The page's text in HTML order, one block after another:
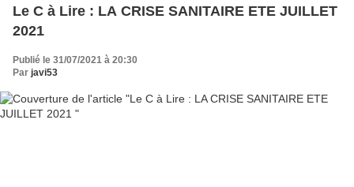
Le C à Lire : LA CRISE SANITAIRE ETE JUILLET
2021
Publié le 31/07/2021 à 20:30
Par javi53